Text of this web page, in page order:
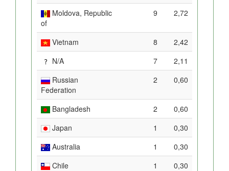
Moldova, Republic
of
9 2,72
Vietnam 8
2,42
N/A
7
2,11
Russian
Federation
2 0,60
Bangladesh 2
0,60
Japan
1
0,30
Australia
1
0,30
Chile
1
0,30